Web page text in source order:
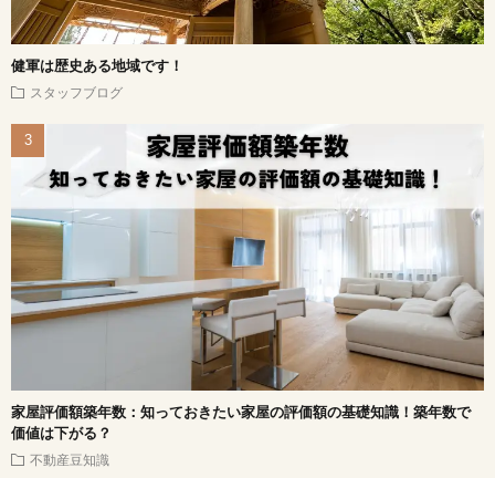
健軍は歴史ある地域です！
スタッフブログ
家屋評価額築年数：知っておきたい家屋の評価額の基礎知識！築年数で
価値は下がる？
不動産豆知識